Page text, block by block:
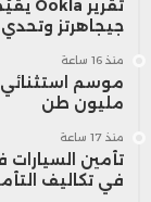
جيجاهرتز وتحدي
منذ 16 ساعة
موسم استثنائي
مليون طن
منذ 17 ساعة
في تكاليف